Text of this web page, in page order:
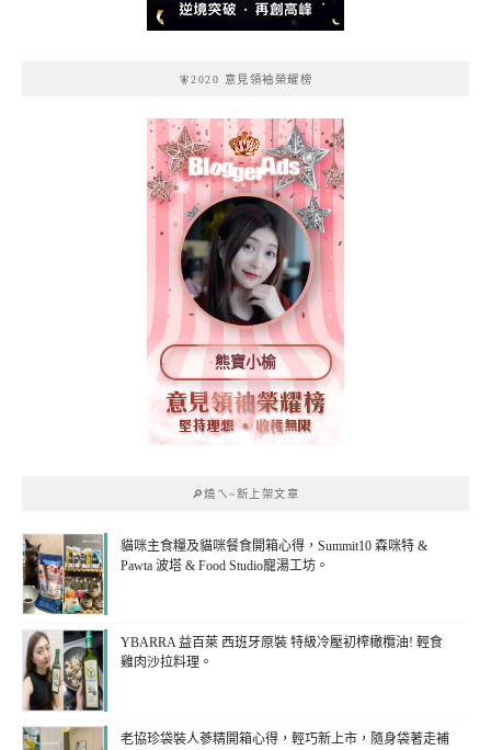
🧚2020 意見領袖榮耀榜
熊寶小榆
🔎燒ㄟ~新上架文章
貓咪主食糧及貓咪餐食開箱心得，Summit10 森咪特 &
Pawta 波塔 & Food Studio寵湯工坊。
YBARRA 益百萊 西班牙原裝 特級冷壓初榨橄欖油! 輕食
雞肉沙拉料理。
老協珍袋裝人蔘精開箱心得，輕巧新上市，隨身袋著走補